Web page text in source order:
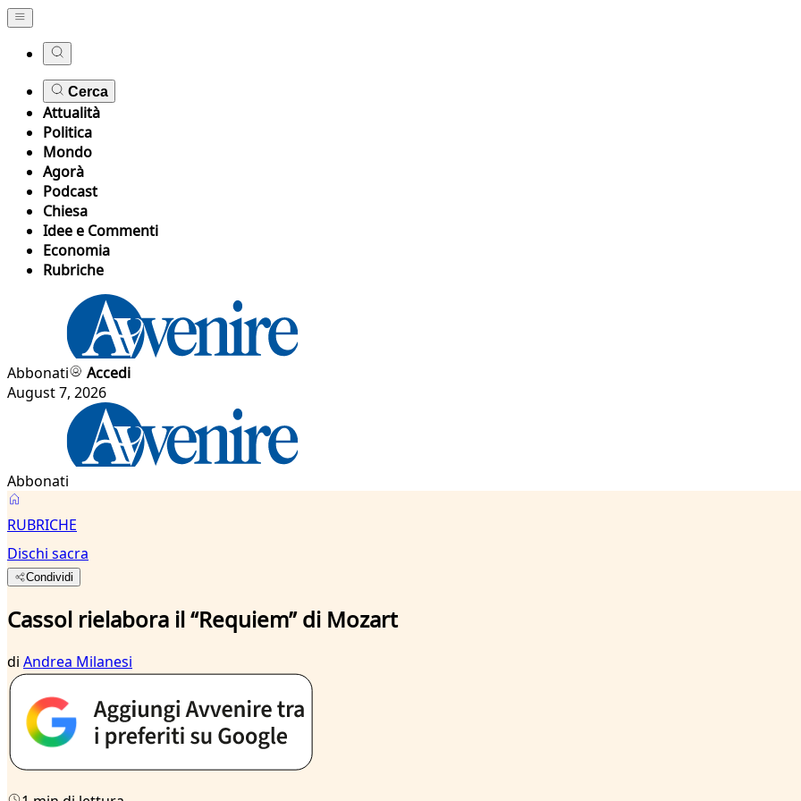
Cerca
Attualità
Politica
Mondo
Agorà
Podcast
Chiesa
Idee e Commenti
Economia
Rubriche
Abbonati
Accedi
August 7, 2026
Abbonati
RUBRICHE
Dischi sacra
Condividi
Cassol rielabora il “Requiem” di Mozart
di Andrea Milanesi